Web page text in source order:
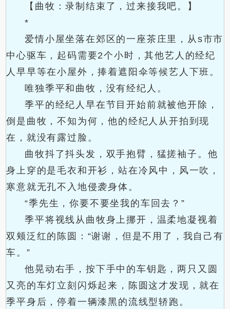
【曲牧：录制结束了，过来接我吧。】
*
爱情小屋坐落在郊区的一座茶庄里，从s市市
中心驱车，起码需要2个小时，其他艺人的经纪
人早早等在小屋外，捧着遮阳伞等候艺人下班。
唯独季平和曲牧，没有经纪人。
季平的经纪人早在节目开始前就被他开除，
倒是曲牧，不知为何，他的经纪人从开拍到现
在，就没有露过脸。
曲牧抖了抖头发，双手抱臂，猛搓袖子。他
身上穿的是毛衣和开衫，站在冷风中，风一吹，
寒意就无孔不入地侵袭身体。
“季先生，你要不要坐我的车回去？”
季平将视线从曲牧身上挪开，温柔地凝视着
双颊泛红的陈圆：“谢谢，但是不用了，我自己有
车。”
他晃动右手，按下手中的车钥匙，两只又圆
又亮的车灯立刻闪烁起来，陈圆这才发现，就在
季平身后，停着一辆漆黑的流线型轿跑。